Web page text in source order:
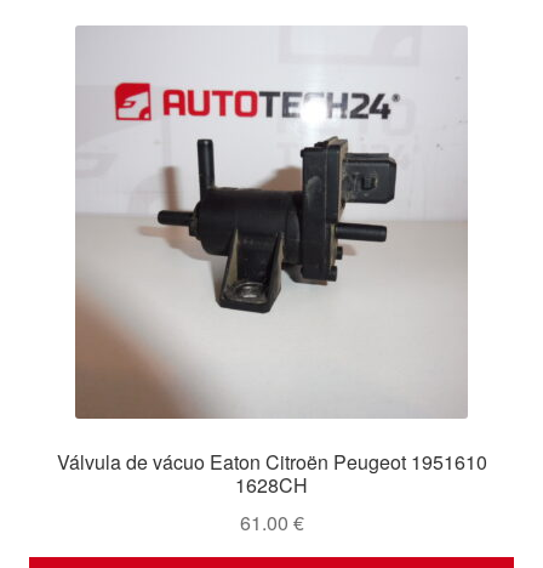
Válvula de vácuo Eaton Citroën Peugeot 1951610
1628CH
61.00 €